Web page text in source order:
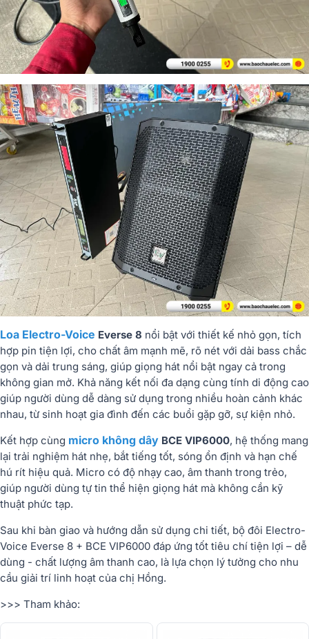
Loa Electro-Voice Everse 8 nổi bật với thiết kế nhỏ gọn, tích
hợp pin tiện lợi, cho chất âm mạnh mẽ, rõ nét với dải bass chắc
gọn và dải trung sáng, giúp giọng hát nổi bật ngay cả trong
không gian mở. Khả năng kết nối đa dạng cùng tính di động cao
giúp người dùng dễ dàng sử dụng trong nhiều hoàn cảnh khác
nhau, từ sinh hoạt gia đình đến các buổi gặp gỡ, sự kiện nhỏ.
Kết hợp cùng micro không dây BCE VIP6000, hệ thống mang
lại trải nghiệm hát nhẹ, bắt tiếng tốt, sóng ổn định và hạn chế
hú rít hiệu quả. Micro có độ nhạy cao, âm thanh trong trẻo,
giúp người dùng tự tin thể hiện giọng hát mà không cần kỹ
thuật phức tạp.
Sau khi bàn giao và hướng dẫn sử dụng chi tiết, bộ đôi Electro-
Voice Everse 8 + BCE VIP6000 đáp ứng tốt tiêu chí tiện lợi – dễ
dùng - chất lượng âm thanh cao, là lựa chọn lý tưởng cho nhu
cầu giải trí linh hoạt của chị Hồng.
>>> Tham khảo: